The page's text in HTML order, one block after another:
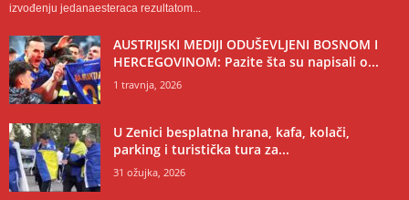
izvođenju jedanaesteraca rezultatom...
AUSTRIJSKI MEDIJI ODUŠEVLJENI BOSNOM I
HERCEGOVINOM: Pazite šta su napisali o...
1 travnja, 2026
U Zenici besplatna hrana, kafa, kolači,
parking i turistička tura za...
31 ožujka, 2026